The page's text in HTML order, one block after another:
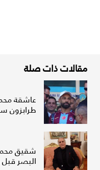
مقالات ذات صلة
عاشقة
طرابزون
شقيق
البصر قبل